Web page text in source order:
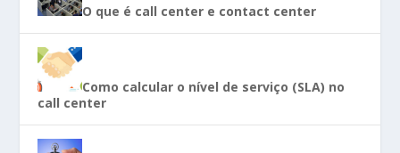
O que é call center e contact center
Como calcular o nível de serviço (SLA) no
call center